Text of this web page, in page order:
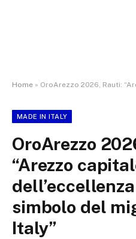
Home » OroArezzo 2026, Rauti: “Arezzo capitale
MADE IN ITALY
OroArezzo
“Arezzo
simbolo del
Italy”